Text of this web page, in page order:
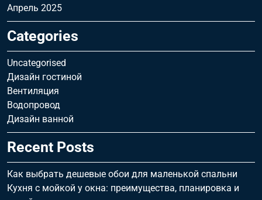
Апрель 2025
Categories
Uncategorised
Дизайн гостиной
Вентиляция
Водопровод
Дизайн ванной
Recent Posts
Как выбрать дешевые обои для маленькой спальни
Кухня с мойкой у окна: преимущества, планировка и